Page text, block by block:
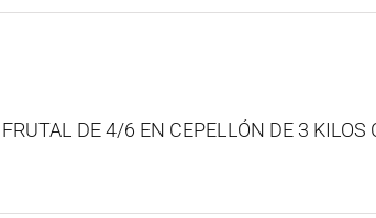
DE 4/6 EN CEPELLÓN DE 3 KILOS